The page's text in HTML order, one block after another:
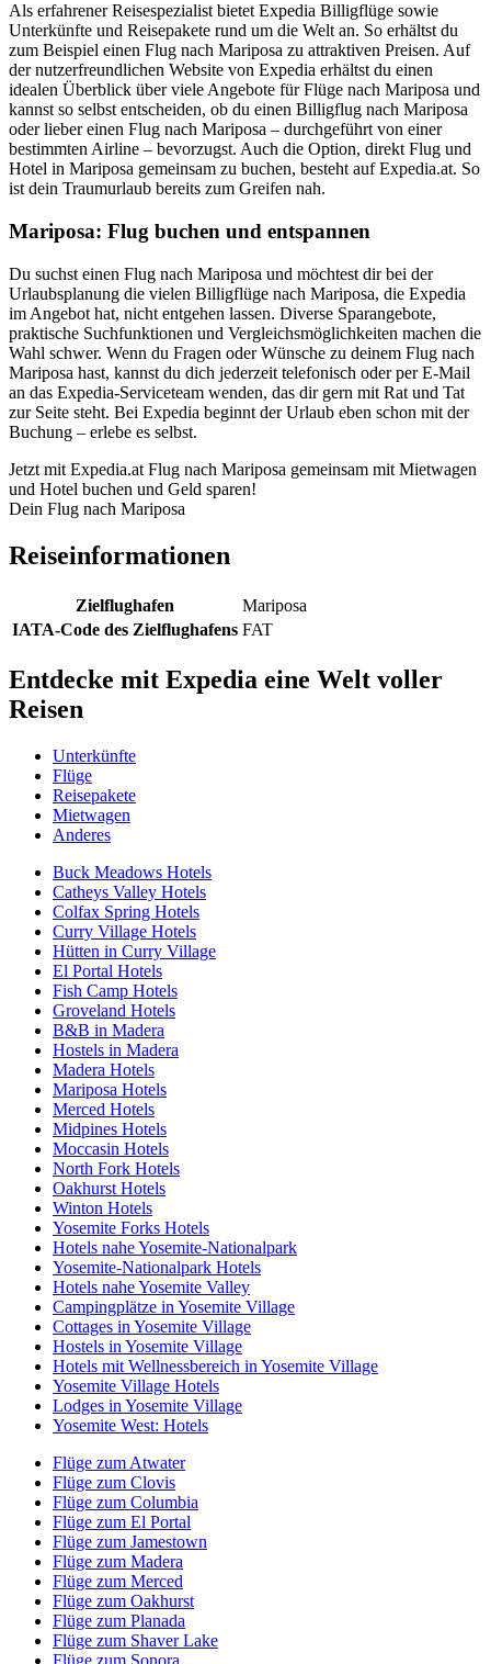
Als erfahrener Reisespezialist bietet Expedia Billigflüge sowie
Unterkünfte und Reisepakete rund um die Welt an. So erhältst du
zum Beispiel einen Flug nach Mariposa zu attraktiven Preisen. Auf
der nutzerfreundlichen Website von Expedia erhältst du einen
idealen Überblick über viele Angebote für Flüge nach Mariposa und
kannst so selbst entscheiden, ob du einen Billigflug nach Mariposa
oder lieber einen Flug nach Mariposa – durchgeführt von einer
bestimmten Airline – bevorzugst. Auch die Option, direkt Flug und
Hotel in Mariposa gemeinsam zu buchen, besteht auf Expedia.at. So
ist dein Traumurlaub bereits zum Greifen nah.
Mariposa: Flug buchen und entspannen
Du suchst einen Flug nach Mariposa und möchtest dir bei der
Urlaubsplanung die vielen Billigflüge nach Mariposa, die Expedia
im Angebot hat, nicht entgehen lassen. Diverse Sparangebote,
praktische Suchfunktionen und Vergleichsmöglichkeiten machen die
Wahl schwer. Wenn du Fragen oder Wünsche zu deinem Flug nach
Mariposa hast, kannst du dich jederzeit telefonisch oder per E-Mail
an das Expedia-Serviceteam wenden, das dir gern mit Rat und Tat
zur Seite steht. Bei Expedia beginnt der Urlaub eben schon mit der
Buchung – erlebe es selbst.
Jetzt mit Expedia.at Flug nach Mariposa gemeinsam mit Mietwagen
und Hotel buchen und Geld sparen!
Dein Flug nach Mariposa
Reiseinformationen
Zielflughafen
Mariposa
IATA-Code des Zielflughafens FAT
Entdecke mit Expedia eine Welt voller
Reisen
Unterkünfte
Flüge
Reisepakete
Mietwagen
Anderes
Buck Meadows Hotels
Catheys Valley Hotels
Colfax Spring Hotels
Curry Village Hotels
Hütten in Curry Village
El Portal Hotels
Fish Camp Hotels
Groveland Hotels
B&B in Madera
Hostels in Madera
Madera Hotels
Mariposa Hotels
Merced Hotels
Midpines Hotels
Moccasin Hotels
North Fork Hotels
Oakhurst Hotels
Winton Hotels
Yosemite Forks Hotels
Hotels nahe Yosemite-Nationalpark
Yosemite-Nationalpark Hotels
Hotels nahe Yosemite Valley
Campingplätze in Yosemite Village
Cottages in Yosemite Village
Hostels in Yosemite Village
Hotels mit Wellnessbereich in Yosemite Village
Yosemite Village Hotels
Lodges in Yosemite Village
Yosemite West: Hotels
Flüge zum Atwater
Flüge zum Clovis
Flüge zum Columbia
Flüge zum El Portal
Flüge zum Jamestown
Flüge zum Madera
Flüge zum Merced
Flüge zum Oakhurst
Flüge zum Planada
Flüge zum Shaver Lake
Flüge zum Sonora